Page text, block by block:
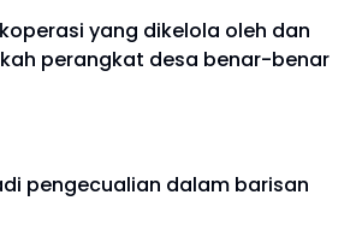
yang dikelola oleh dan
perangkat desa benar-benar
pengecualian dalam barisan